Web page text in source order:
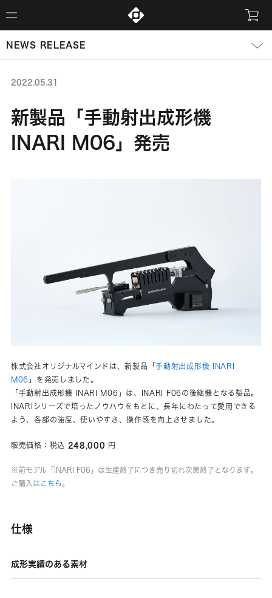
NEWS RELEASE
2022.05.31
新製品「手動射出成形機
INARI M06」発売
株式会社オリジナルマインドは、新製品「手動射出成形機 INARI
M06 」を発売しました。
「手動射出成形機 INARI M06」は、INARI F06の後継機となる製品。
INARIシリーズで培ったノウハウをもとに、長年にわたって愛用できる
よう、各部の強度、使いやすさ、操作感を向上させました。
販売価格：税込 248,000 円
※前モデル「INARI F06」は生産終了につき売り切れ次第終了となります。
ご購入は こちら。
仕様
成形実績のある素材